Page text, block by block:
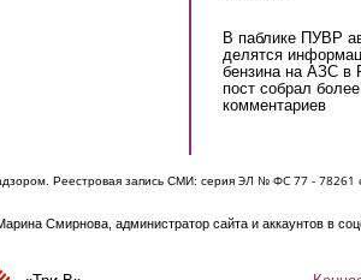
В паблике ПУВР
делятся
бензина на АЗС в
пост собрал
комментариев
Реестровая запись СМИ: серия ЭЛ № ФС 77 - 78261
Смирнова, администратор сайта и аккаунтов в